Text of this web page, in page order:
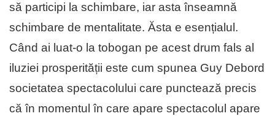
să participi la schimbare, iar asta înseamnă
schimbare de mentalitate. Ăsta e esențialul.
Când ai luat-o la tobogan pe acest drum fals al
iluziei prosperității este cum spunea Guy Debord
societatea spectacolului care punctează precis
că în momentul în care apare spectacolul apare